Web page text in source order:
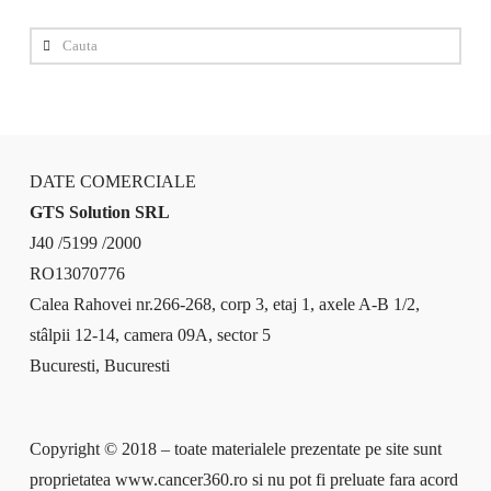
Cauta
DATE COMERCIALE
GTS Solution SRL
J40 /5199 /2000
RO13070776
Calea Rahovei nr.266-268, corp 3, etaj 1, axele A-B 1/2,
stâlpii 12-14, camera 09A, sector 5
Bucuresti, Bucuresti
Copyright © 2018 – toate materialele prezentate pe site sunt
proprietatea www.cancer360.ro si nu pot fi preluate fara acord